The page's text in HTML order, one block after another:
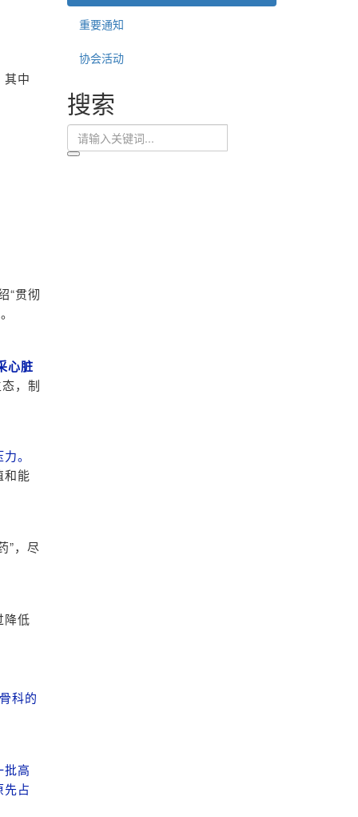
中
“贯彻
心脏
，制
。
和能
”，尽
降低
科的
批高
先占
重要通知
协会活动
搜索